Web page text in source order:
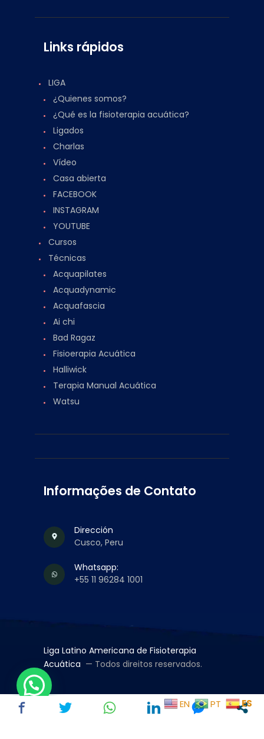
Links rápidos
LIGA
¿Quienes somos?
¿Qué es la fisioterapia acuática?
Ligados
Charlas
Vídeo
Casa abierta
FACEBOOK
INSTAGRAM
YOUTUBE
Cursos
Técnicas
Acquapilates
Acquadynamic
Acquafascia
Ai chi
Bad Ragaz
Fisioerapia Acuática
Halliwick
Terapia Manual Acuática
Watsu
Informações de Contato
Dirección
Cusco, Peru
Whatsapp:
+55 11 96284 1001
Liga Latino Americana de Fisioterapia
Acuática — Todos direitos reservados.
EN PT ES